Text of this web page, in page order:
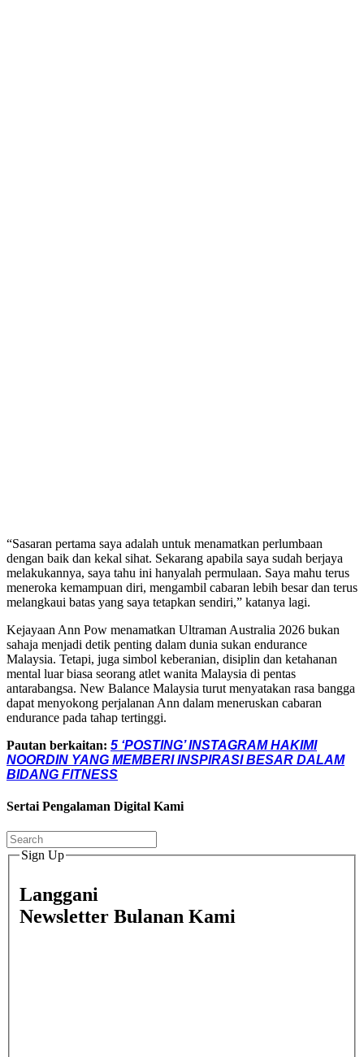
“Sasaran pertama saya adalah untuk menamatkan perlumbaan
dengan baik dan kekal sihat. Sekarang apabila saya sudah berjaya
melakukannya, saya tahu ini hanyalah permulaan. Saya mahu terus
meneroka kemampuan diri, mengambil cabaran lebih besar dan terus
melangkaui batas yang saya tetapkan sendiri,” katanya lagi.
Kejayaan Ann Pow menamatkan Ultraman Australia 2026 bukan
sahaja menjadi detik penting dalam dunia sukan endurance
Malaysia. Tetapi, juga simbol keberanian, disiplin dan ketahanan
mental luar biasa seorang atlet wanita Malaysia di pentas
antarabangsa. New Balance Malaysia turut menyatakan rasa bangga
dapat menyokong perjalanan Ann dalam meneruskan cabaran
endurance pada tahap tertinggi.
Pautan berkaitan: 5 ‘POSTING’ INSTAGRAM HAKIMI
NOORDIN YANG MEMBERI INSPIRASI BESAR DALAM
BIDANG FITNESS
Sertai Pengalaman Digital Kami
Sign Up
Langgani
Newsletter Bulanan Kami